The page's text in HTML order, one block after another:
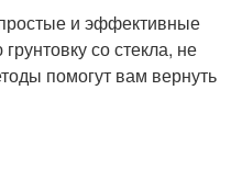
и эффективные
со стекла, не
помогут вам вернуть